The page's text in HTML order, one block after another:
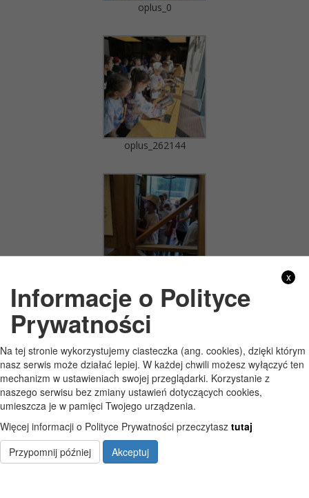
oplus_0
oplus_262144
Zobacz również
26 czerwca 2026
Zakończenie roku szkolnego 2025/2026
26 czerwca 2026
To był wyjątkowy dzień…
x
Informacje o Polityce
Prywatności
Na tej stronie wykorzystujemy ciasteczka (ang. cookies), dzięki którym
nasz serwis może działać lepiej. W każdej chwili możesz wyłączyć ten
mechanizm w ustawieniach swojej przeglądarki. Korzystanie z
naszego serwisu bez zmiany ustawień dotyczących cookies,
umieszcza je w pamięci Twojego urządzenia.
Więcej informacji o Polityce Prywatności przeczytasz tutaj
Przypomnij później
Akceptuj